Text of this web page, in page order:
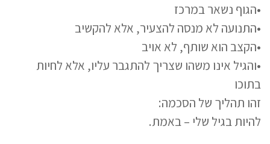
•הגוף נשאר במרכז
•התנועה לא מנסה להצעיר, אלא להקשיב
•הקצב הוא שותף, לא אויב
•והגיל אינו משהו שצריך להתגבר עליו, אלא לחיות
בתוכו
זהו תהליך של הסכמה:
להיות בגיל שלי – באמת.